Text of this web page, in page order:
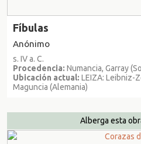
Fíbulas
Anónimo
s. IV a. C.
Procedencia: Numancia, Garray
Ubicación actual: LEIZA: Leibniz-
Maguncia (Alemania)
Alberga esta